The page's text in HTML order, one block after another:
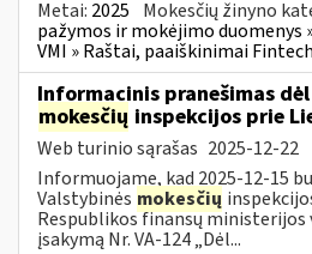
Metai: 2025 Mokesčių žinyno
pažymos ir mokėjimo duomenys
VMI » Raštai, paaiškinimai
Informacinis pranešimas
mokesčių inspekcijos prie
Web turinio sąrašas 2025-12-22
Informuojame, kad 2025-12-15
Valstybinės mokesčių
Respublikos finansų ministerijos
įsakymą Nr. VA-124 „Dėl...